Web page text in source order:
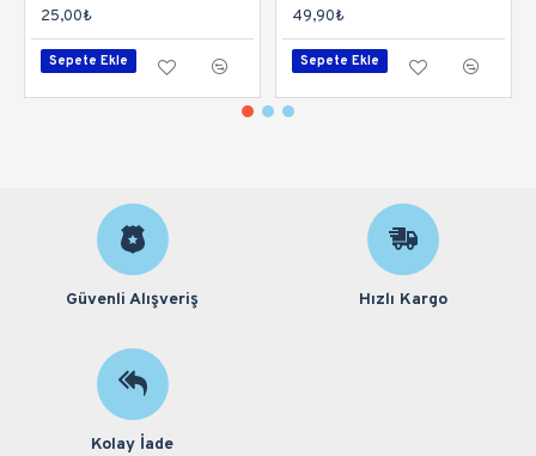
25,00₺
Sepete Ekle
49,90₺
Sepete Ekle
Güvenli Alışveriş Hızlı Kargo
Kolay İade